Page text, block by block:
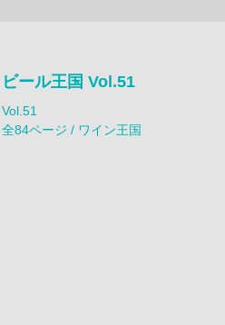
ビール王国 Vol.51
Vol.51
全84ページ / ワイン王国